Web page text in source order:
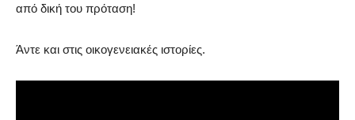
από δική του πρόταση!
Άντε και στις οικογενειακές ιστορίες.